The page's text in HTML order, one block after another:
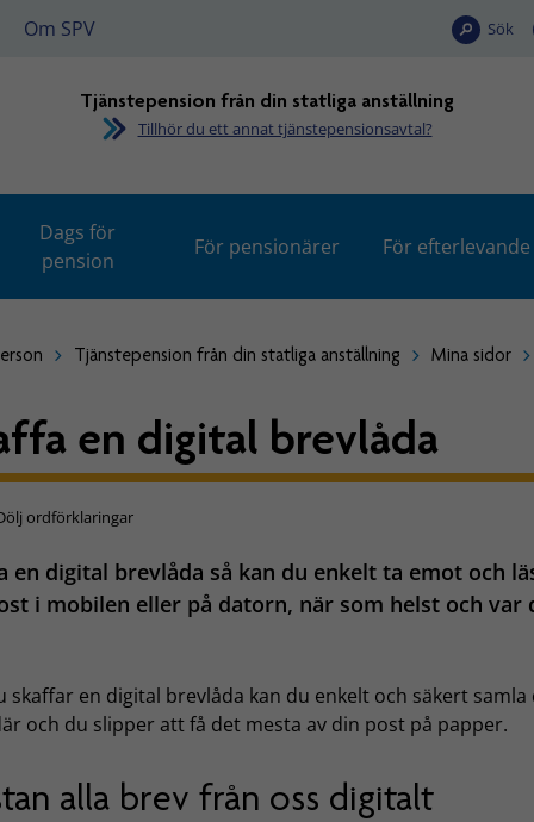
Om SPV Sök
Tjänstepension från din statliga anställning
Tillhör du ett annat tjänstepensionsavtal?
Dags för
pension
För pensionärer För efterlevande
Tjänstepension från din statliga anställning Mina sidor
en digital brevlåda
ordförklaringar
en digital brevlåda så kan du enkelt ta emot och
i mobilen eller på datorn, när som helst och var
skaffar en digital brevlåda kan du enkelt och säkert samla
och du slipper att få det mesta av din post på papper.
alla brev från oss digitalt